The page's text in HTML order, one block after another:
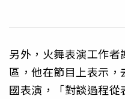
另外，火舞表演工作
區，他在節目上表示
國表演，「對談過程